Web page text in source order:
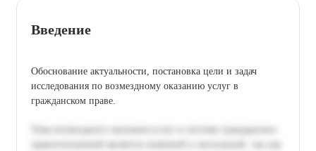
Введение
Обоснование актуальности, постановка цели и задач
исследования по возмездному оказанию услуг в
гражданском праве.